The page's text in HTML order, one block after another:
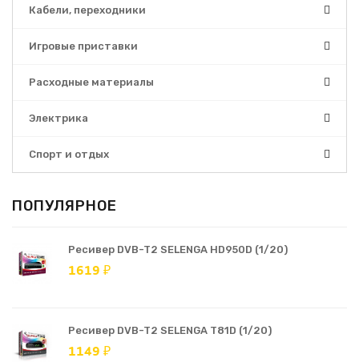
Кабели, переходники
Игровые приставки
Расходные материалы
Электрика
Спорт и отдых
ПОПУЛЯРНОЕ
Ресивер DVB-T2 SELENGA HD950D (1/20)
1619 ₽
Ресивер DVB-T2 SELENGA T81D (1/20)
1149 ₽